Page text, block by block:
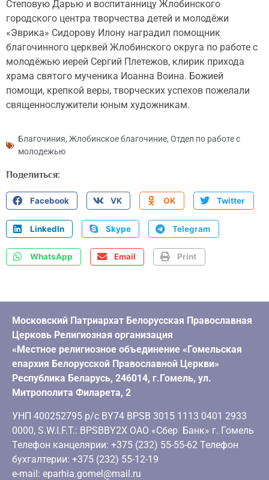
Степовую Дарью и воспитанницу Жлобинского
городского центра творчества детей и молодёжи
«Эврика» Сидорову Илону наградил помощник
благочинного церквей Жлобинского округа по работе с
молодёжью иерей Сергий Плетежов, клирик прихода
храма святого мученика Иоанна Воина. Божией
помощи, крепкой веры, творческих успехов пожелали
священнослужители юным художникам.
Благочиния, Жлобинское благочиние, Отдел по работе с
молодежью
Поделиться:
Facebook VK OK Twitter
LinkedIn Skype Telegram
WhatsApp Email Print
Московский Патриархат Белорусская Православная
Церковь Религиозная организация
«Местное религиозное объединение «Гомельская
епархия Белорусской Православной Церкви»
Республика Беларусь, 246014, г.Гомель, ул.
Митрополита Филарета, 2
УНП 400252795 р/с BY74 BPSB 3015 1113 0401 2933
0000, S.W.I.F.T.: BPSBBY2X ОАО «Сбер Банк» г. Гомель
Телефон канцелярии: +375 (232) 55-55-62 Телефон
бухгалтерии: +375 (232) 55-12-19
e-mail: eparhia.gomel@mail.ru